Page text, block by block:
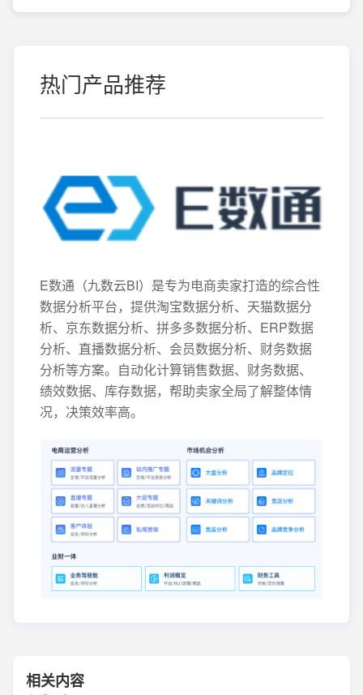
热门产品推荐
E数通（九数云BI）是专为电商卖家打造的综合性
数据分析平台，提供淘宝数据分析、天猫数据分
析、京东数据分析、拼多多数据分析、ERP数据
分析、直播数据分析、会员数据分析、财务数据
分析等方案。自动化计算销售数据、财务数据、
绩效数据、库存数据，帮助卖家全局了解整体情
况，决策效率高。
相关内容